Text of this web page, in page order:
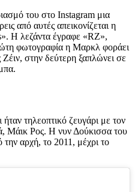
του στο Instagram μια
από αυτές απεικονίζεται η
Η λεζάντα έγραφε «RZ»,
φωτογραφία η Μαρκλ φοράει
στην δεύτερη ξαπλώνει σε
τηλεοπτικό ζευγάρι με τον
Μάικ Ρος. Η νυν Δούκισσα του
αρχή, το 2011, μέχρι το